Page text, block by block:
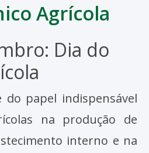
Agrícola
Dia do
do papel indispensável
na produção de
interno e na